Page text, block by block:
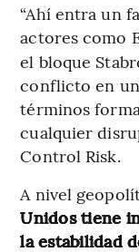
“Ahí entra un
actores como
el bloque
conflicto en
términos
cualquier
Control Risk.
A nivel
Unidos tiene
la estabilidad